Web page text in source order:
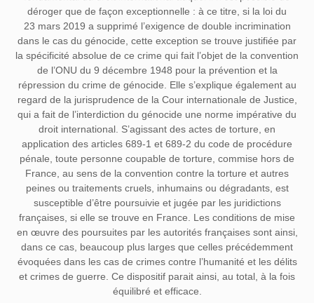
déroger que de façon exceptionnelle : à ce titre, si la loi du
23 mars 2019 a supprimé l’exigence de double incrimination
dans le cas du génocide, cette exception se trouve justifiée par
la spécificité absolue de ce crime qui fait l’objet de la convention
de l’ONU du 9 décembre 1948 pour la prévention et la
répression du crime de génocide. Elle s’explique également au
regard de la jurisprudence de la Cour internationale de Justice,
qui a fait de l’interdiction du génocide une norme impérative du
droit international. S’agissant des actes de torture, en
application des articles 689-1 et 689-2 du code de procédure
pénale, toute personne coupable de torture, commise hors de
France, au sens de la convention contre la torture et autres
peines ou traitements cruels, inhumains ou dégradants, est
susceptible d’être poursuivie et jugée par les juridictions
françaises, si elle se trouve en France. Les conditions de mise
en œuvre des poursuites par les autorités françaises sont ainsi,
dans ce cas, beaucoup plus larges que celles précédemment
évoquées dans les cas de crimes contre l’humanité et les délits
et crimes de guerre. Ce dispositif parait ainsi, au total, à la fois
équilibré et efficace.